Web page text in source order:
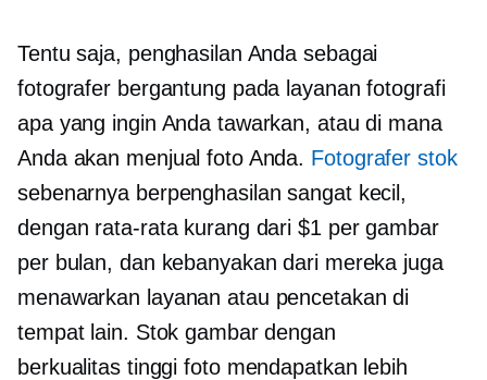
Tentu saja, penghasilan Anda sebagai
fotografer bergantung pada layanan fotografi
apa yang ingin Anda tawarkan, atau di mana
Anda akan menjual foto Anda. Fotografer stok
sebenarnya berpenghasilan sangat kecil,
dengan rata-rata kurang dari $1 per gambar
per bulan, dan kebanyakan dari mereka juga
menawarkan layanan atau pencetakan di
tempat lain. Stok gambar dengan
berkualitas tinggi foto mendapatkan lebih